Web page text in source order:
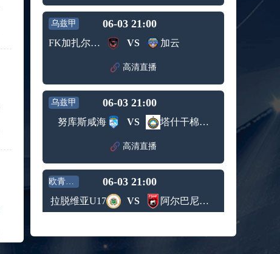
月12日
大师赛
轮
兹维列夫vs达德尔里 全场录像回放
标签： 2024年5
月13日
ATP罗马
大师赛
男单第3
轮
阿纳尔迪vs贾里 全场录像回放
ATP罗马
大师赛
男单第2
轮
标签： 2024年5
月12日
WTA罗
马大师
赛女单
第3轮
托尔莫vs奥斯塔彭科 全场录像回放
标签： 2024年5
WTA罗
赛女单
斯诺克元老斯诺克世锦赛半决赛 伊戈尔-费格雷多vs德拉戈 全场录像回放
标签：
月12日
元老斯
诺克世
锦赛半
决赛
穆纳尔vs诺里 全场录像回放
月12日
ATP罗马
大师赛
男单第2
MSI季中冠军赛胜者组 BLG vs T1 全场录像回放
月12日
冠军赛
KPL春季赛季后赛败者组决赛 重庆狼队 vs 苏州KSG 全场录像回放
乌兹甲 06-03 21:00
FK加扎尔肯特 VS 加云
高清直播
乌兹甲 06-03 21:00
努库斯咸海 VS 塔什干棉农B队
高清直播
欧青U17 06-03 21:00
拉脱维亚U17 VS 阿尔巴尼亚U17